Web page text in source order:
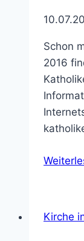
Schon
2016
Kirche